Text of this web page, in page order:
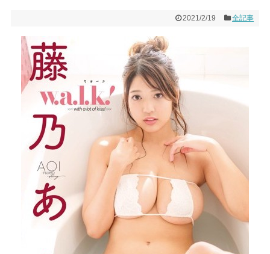
2021/2/19 全記事